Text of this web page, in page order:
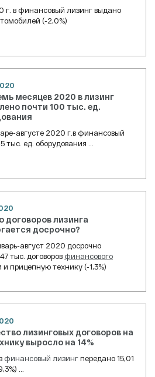
г. в финансовый лизинг выдано
(-2,0%)
месяцев 2020 в лизинг
почти 100 тыс. ед.
августе 2020 г.в финансовый
тыс. ед. оборудования ...
договоров лизинга
досрочно?
август 2020 досрочно
тыс. договоровфинансового
прицепную технику (-1,3%)
лизинговых договоров на
выросло на 14%
финансовый лизингпередано 15,01
...